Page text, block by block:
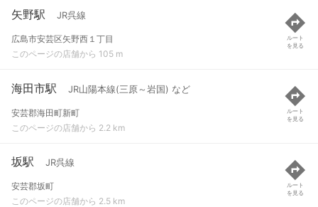
矢野駅 JR呉線
広島市安芸区矢野西１丁目
このページの店舗から 105 m
ルート
を見る
海田市駅 JR山陽本線(三原～岩国) など
安芸郡海田町新町
このページの店舗から 2.2 km
ルート
を見る
坂駅 JR呉線
安芸郡坂町
このページの店舗から 2.5 km
ルート
を見る